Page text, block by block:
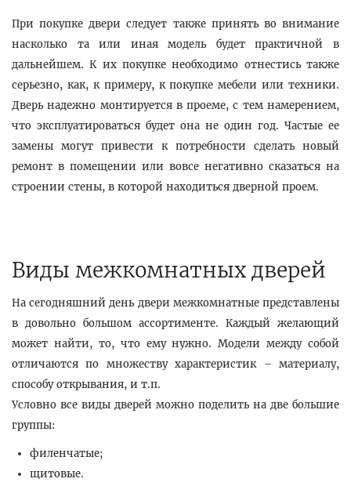
При покупке двери следует также принять во внимание
насколько та или иная модель будет практичной в
дальнейшем. К их покупке необходимо отнестись также
серьезно, как, к примеру, к покупке мебели или техники.
Дверь надежно монтируется в проеме, с тем намерением,
что эксплуатироваться будет она не один год. Частые ее
замены могут привести к потребности сделать новый
ремонт в помещении или вовсе негативно сказаться на
строении стены, в которой находиться дверной проем.
Виды межкомнатных дверей
На сегодняшний день двери межкомнатные представлены
в довольно большом ассортименте. Каждый желающий
может найти, то, что ему нужно. Модели между собой
отличаются по множеству характеристик – материалу,
способу открывания, и т.п.
Условно все виды дверей можно поделить на две большие
группы:
филенчатые;
щитовые.